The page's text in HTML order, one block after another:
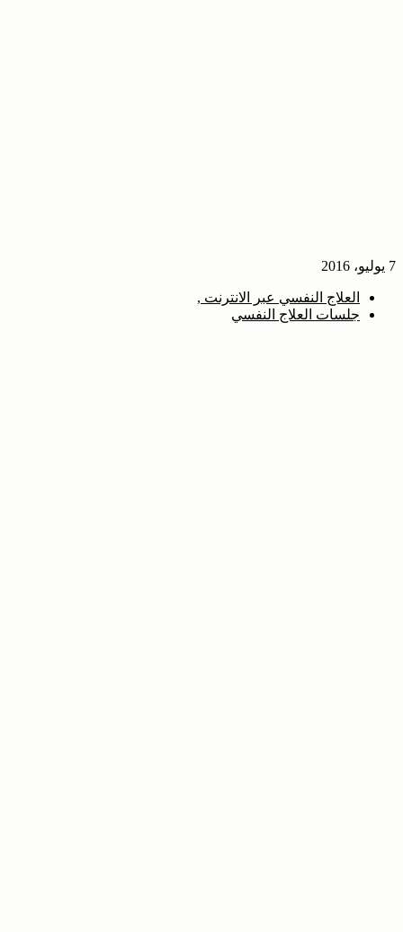
7 يوليو، 2016
العلاج النفسي عبر الانترنت
جلسات العلاج النفسي